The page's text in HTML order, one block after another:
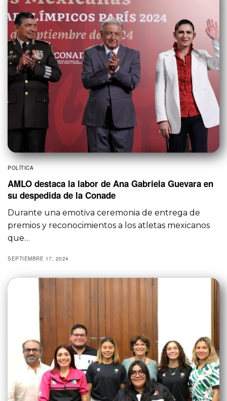
POLÍTICA
AMLO destaca la labor de Ana Gabriela Guevara en
su despedida de la Conade
Durante una emotiva ceremonia de entrega de
premios y reconocimientos a los atletas mexicanos
que…
SEPTIEMBRE 17, 2024